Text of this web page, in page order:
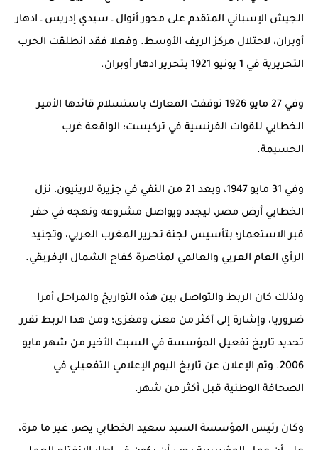
الجيش الإسباني المتقدم على محور أنوال ـ سيدي إدريس ـ ادهار
أوبران، لاحتلال مركز الريف الأوسط. وفعلا فقد انطلقت الحرب
التحريرية في 1 يونيو 1921 بتحرير ادهار أوبران.
وفي 27 مايو 1926 توقفت المعارك باستسلام قائدها الأمير
الخطابي للقوات الفرنسية في تركيست؛ الواقعة غرب
الحسيمة.
وفي 31 مايو 1947، وبعد 21 من النفي في جزيرة لارينيون، نزل
الخطابي أرض مصر، ليجدد ويواصل مشروعه ونهجه في حفر
قبر الاستعمار؛ بتأسيس لجنة تحرير المغرب العربي، وتجنيد
الرأي العام العربي والعالمي لمناصرة كفاح الشمال الإفريقي.
ولذلك كان الربط والتواصل بين هذه التواريخ والمراحل أمرا
ضروريا، وإشارة إلى أكثر من معنى ومغزى؛ ومن هذا الربط تقرر
تحديد تاريخ تفعيل المؤسسة في السبت الأخير من شهر مايو
2006. وتم الإعلان عن تاريخ اليوم الإعلامي التفعيلي في
الصحافة الوطنية قبل أكثر من شهر.
وكان رئيس المؤسسة السيد سعيد الخطابي يصر، غير ما مرة،